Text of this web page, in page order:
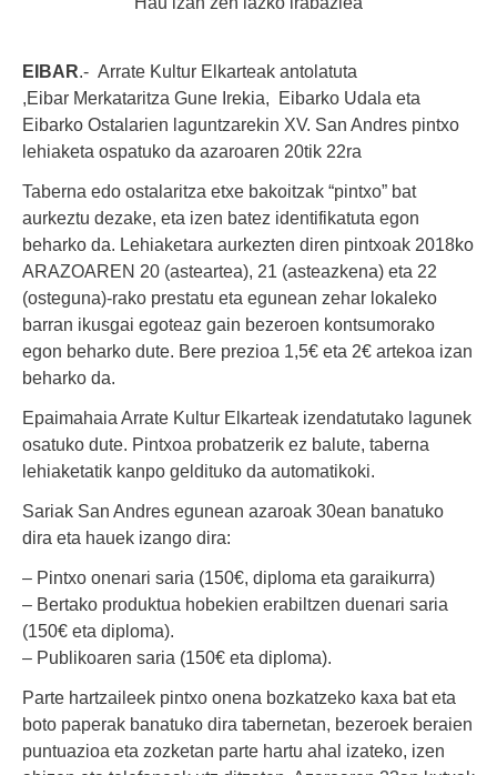
EIBAR .- Arrate Kultur Elkarteak antolatuta
,Eibar Merkataritza Gune Irekia, Eibarko Udala eta
Eibarko Ostalarien laguntzarekin XV. San Andres pintxo
lehiaketa ospatuko da azaroaren 20tik 22ra
Taberna edo ostalaritza etxe bakoitzak “pintxo” bat
aurkeztu dezake, eta izen batez identifikatuta egon
beharko da. Lehiaketara aurkezten diren pintxoak 2018ko
ARAZOAREN 20 (asteartea), 21 (asteazkena) eta 22
(osteguna)-rako prestatu eta egunean zehar lokaleko
barran ikusgai egoteaz gain bezeroen kontsumorako
egon beharko dute. Bere prezioa 1,5€ eta 2€ artekoa izan
beharko da.
Epaimahaia Arrate Kultur Elkarteak izendatutako lagunek
osatuko dute. Pintxoa probatzerik ez balute, taberna
lehiaketatik kanpo geldituko da automatikoki.
Sariak San Andres egunean azaroak 30ean banatuko
dira eta hauek izango dira:
– Pintxo onenari saria (150€, diploma eta garaikurra)
– Bertako produktua hobekien erabiltzen duenari saria
(150€ eta diploma).
– Publikoaren saria (150€ eta diploma).
Parte hartzaileek pintxo onena bozkatzeko kaxa bat eta
boto paperak banatuko dira tabernetan, bezeroek beraien
puntuazioa eta zozketan parte hartu ahal izateko, izen